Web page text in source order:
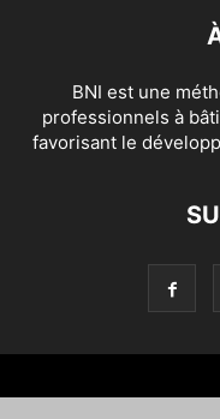
BNI est une
professionnels à
favorisant le